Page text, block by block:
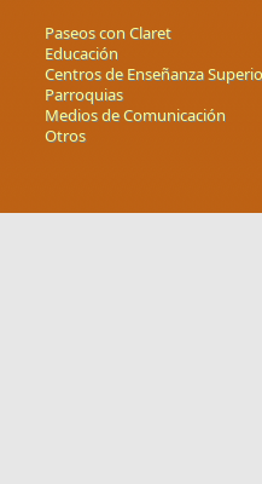
Paseos con Claret
Educación
Centros de Enseñanza
Parroquias
Medios de Comunicación
Otros